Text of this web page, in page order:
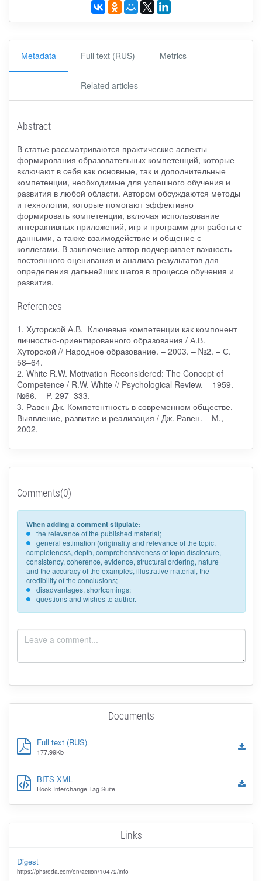
Metadata Full text (RUS) Metrics
Related articles
Abstract
В статье рассматриваются практические аспекты
формирования образовательных компетенций, которые
включают в себя как основные, так и дополнительные
компетенции, необходимые для успешного обучения и
развития в любой области. Автором обсуждаются методы
и технологии, которые помогают эффективно
формировать компетенции, включая использование
интерактивных приложений, игр и программ для работы с
данными, а также взаимодействие и общение с
коллегами. В заключение автор подчеркивает важность
постоянного оценивания и анализа результатов для
определения дальнейших шагов в процессе обучения и
развития.
References
1. Хуторской А.В. Ключевые компетенции как компонент
личностно-ориентированного образования / А.В.
Хуторской // Народное образование. – 2003. – №2. – С.
58–64.
2. White R.W. Motivation Reconsidered: The Concept of
Competence / R.W. White // Psychological Review. – 1959. –
№66. – P. 297–333.
3. Равен Дж. Компетентность в современном обществе.
Выявление, развитие и реализация / Дж. Равен. – М.,
2002.
Comments(0)
When adding a comment stipulate:
the relevance of the published material;
general estimation (originality and relevance of the topic,
completeness, depth, comprehensiveness of topic disclosure,
consistency, coherence, evidence, structural ordering, nature
and the accuracy of the examples, illustrative material, the
credibility of the conclusions;
disadvantages, shortcomings;
questions and wishes to author.
Documents
Full text (RUS)
177.99Kb
BITS XML
Book Interchange Tag Suite
Links
Digest
https://phsreda.com/en/action/10472/info